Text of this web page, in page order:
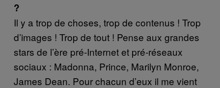
?
Il y a trop de choses, trop de contenus ! Trop
d’images ! Trop de tout ! Pense aux grandes
stars de l’ère pré-Internet et pré-réseaux
sociaux : Madonna, Prince, Marilyn Monroe,
James Dean. Pour chacun d’eux il me vient